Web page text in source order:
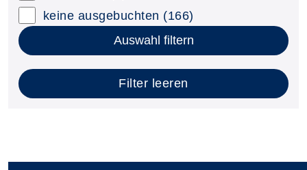
keine ausgebuchten (166)
Auswahl filtern
Filter leeren